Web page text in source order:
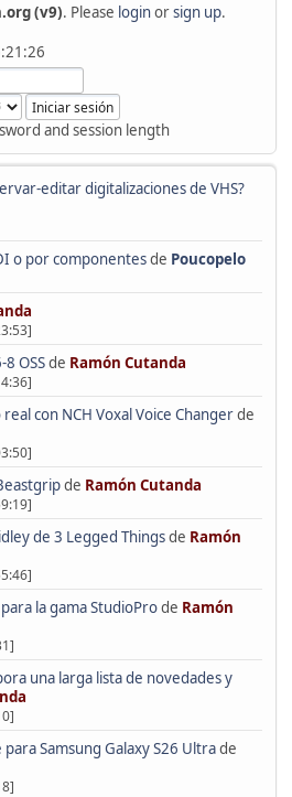
(v9). Please loginorsign up.
and session length
editar digitalizaciones de VHS?
o por componentesde Poucopelo
OSSde Ramón Cutanda
con NCH Voxal Voice Changerde
de Ramón Cutanda
de 3 Legged Thingsde Ramón
la gama StudioProde Ramón
una larga lista de novedades y
Samsung Galaxy S26 Ultrade